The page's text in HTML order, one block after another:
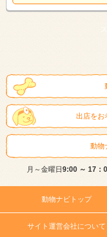
出店をお
動物
月～金曜日9:00 ～ 17：
動物ナビトップ
サイト運営会社について